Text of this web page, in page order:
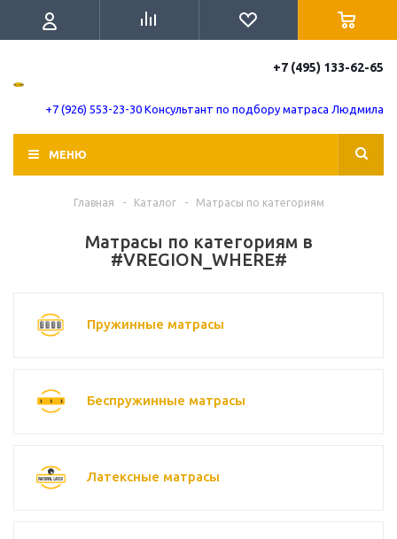
+7 (495) 133-62-65
+7 (926) 553-23-30 Консультант по подбору матраса Людмила
МЕНЮ
Главная - Каталог - Матрасы по категориям
Матрасы по категориям в
#VREGION_WHERE#
Пружинные матрасы
Беспружинные матрасы
Латексные матрасы